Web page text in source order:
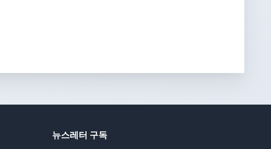
뉴스레터 구독